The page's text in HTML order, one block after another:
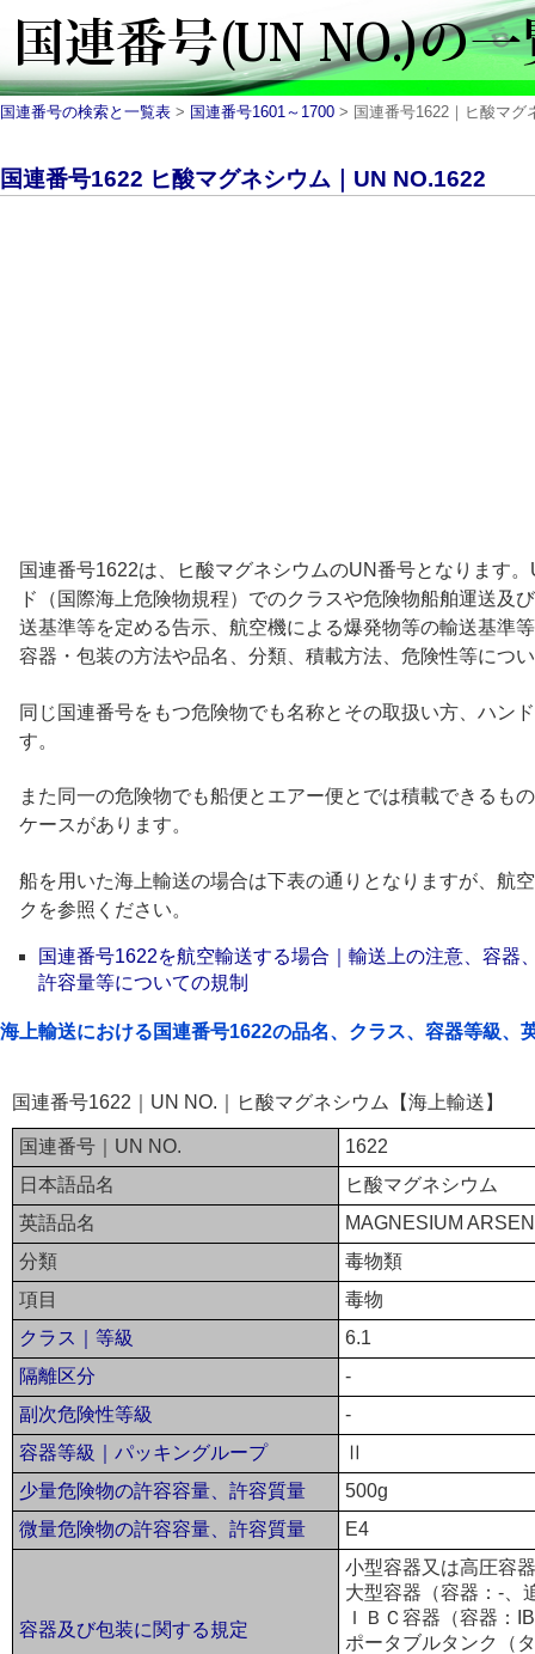
国連番号の検索と一覧表 > 国連番号1601～1700 > 国連番号1622｜ヒ酸マグ
国連番号1622 ヒ酸マグネシウム｜UN NO.1622
国連番号1622は、ヒ酸マグネシウムのUN番号となります
ド（国際海上危険物規程）でのクラスや危険物船舶運送及
送基準等を定める告示、航空機による爆発物等の輸送基準
容器・包装の方法や品名、分類、積載方法、危険性等につ
同じ国連番号をもつ危険物でも名称とその取扱い方、ハン
す。
また同一の危険物でも船便とエアー便とでは積載できるも
ケースがあります。
船を用いた海上輸送の場合は下表の通りとなりますが、航
クを参照ください。
国連番号1622を航空輸送する場合｜輸送上の注意、容器
許容量等についての規制
海上輸送における国連番号1622の品名、クラス、容器等級、
国連番号1622｜UN NO.｜ヒ酸マグネシウム【海上輸送】
国連番号｜UN NO.
1622
日本語品名
ヒ酸マグネシウム
英語品名
MAGNESIUM
分類
毒物類
項目
毒物
クラス｜等級
6.1
隔離区分
-
副次危険性等級
-
容器等級｜パッキングループ
Ⅱ
少量危険物の許容容量、許容質量
500g
微量危険物の許容容量、許容質量
E4
容器及び包装に関する規定
小型容器又は高圧容
大型容器（容器：-、
ＩＢＣ容器（容器：
ポータブルタンク（